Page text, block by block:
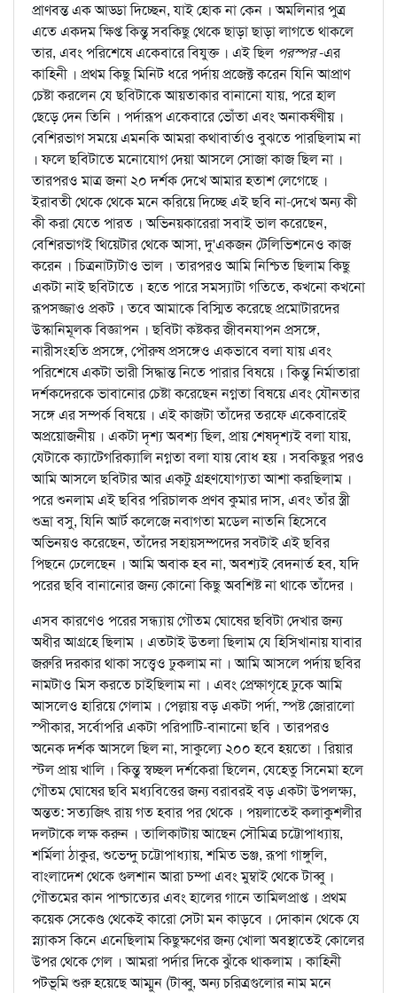
প্রাণবন্ত এক আড্ডা দিচ্ছেন, যাই হোক না কেন । অমলিনার পুত্র
এতে একদম ক্ষিপ্ত কিন্তু সবকিছু থেকে ছাড়া ছাড়া লাগতে থাকলে
তার, এবং পরিশেষে একেবারে বিযুক্ত । এই ছিল পরস্পর-এর
কাহিনী । প্রথম কিছু মিনিট ধরে পর্দায় প্রজেক্ট করেন যিনি আপ্রাণ
চেষ্টা করলেন যে ছবিটাকে আয়তাকার বানানো যায়, পরে হাল
ছেড়ে দেন তিনি । পর্দারূপ একেবারে ভোঁতা এবং অনাকর্ষণীয় ।
বেশিরভাগ সময়ে এমনকি আমরা কথাবার্তাও বুঝতে পারছিলাম না
। ফলে ছবিটাতে মনোযোগ দেয়া আসলে সোজা কাজ ছিল না ।
তারপরও মাত্র জনা ২০ দর্শক দেখে আমার হতাশ লেগেছে ।
ইরাবতী থেকে থেকে মনে করিয়ে দিচ্ছে এই ছবি না-দেখে অন্য কী
কী করা যেতে পারত । অভিনয়কারেরা সবাই ভাল করেছেন,
বেশিরভাগই থিয়েটার থেকে আসা, দু'একজন টেলিভিশনেও কাজ
করেন । চিত্রনাট্যটাও ভাল । তারপরও আমি নিশ্চিত ছিলাম কিছু
একটা নাই ছবিটাতে । হতে পারে সমস্যাটা গতিতে, কখনো কখনো
রূপসজ্জাও প্রকট । তবে আমাকে বিস্মিত করেছে প্রমোটারদের
উস্কানিমূলক বিজ্ঞাপন । ছবিটা কষ্টকর জীবনযাপন প্রসঙ্গে,
নারীসংহতি প্রসঙ্গে, পৌরুষ প্রসঙ্গেও একভাবে বলা যায় এবং
পরিশেষে একটা ভারী সিদ্ধান্ত নিতে পারার বিষয়ে । কিন্তু নির্মাতারা
দর্শকদেরকে ভাবানোর চেষ্টা করেছেন নগ্নতা বিষয়ে এবং যৌনতার
সঙ্গে এর সম্পর্ক বিষয়ে । এই কাজটা তাঁদের তরফে একেবারেই
অপ্রয়োজনীয় । একটা দৃশ্য অবশ্য ছিল, প্রায় শেষদৃশ্যই বলা যায়,
যেটাকে ক্যাটেগরিক্যালি নগ্নতা বলা যায় বোধ হয় । সবকিছুর পরও
আমি আসলে ছবিটার আর একটু গ্রহণযোগ্যতা আশা করছিলাম ।
পরে শুনলাম এই ছবির পরিচালক প্রণব কুমার দাস, এবং তাঁর স্ত্রী
শুভ্রা বসু, যিনি আর্ট কলেজে নবাগতা মডেল নাতনি হিসেবে
অভিনয়ও করেছেন, তাঁদের সহায়সম্পদের সবটাই এই ছবির
পিছনে ঢেলেছেন । আমি অবাক হব না, অবশ্যই বেদনার্ত হব, যদি
পরের ছবি বানানোর জন্য কোনো কিছু অবশিষ্ট না থাকে তাঁদের ।
এসব কারণেও পরের সন্ধ্যায় গৌতম ঘোষের ছবিটা দেখার জন্য
অধীর আগ্রহে ছিলাম । এতটাই উতলা ছিলাম যে হিসিখানায় যাবার
জরুরি দরকার থাকা সত্ত্বেও ঢুকলাম না । আমি আসলে পর্দায় ছবির
নামটাও মিস করতে চাইছিলাম না । এবং প্রেক্ষাগৃহে ঢুকে আমি
আসলেও হারিয়ে গেলাম । পেল্লায় বড় একটা পর্দা, স্পষ্ট জোরালো
স্পীকার, সর্বোপরি একটা পরিপাটি-বানানো ছবি । তারপরও
অনেক দর্শক আসলে ছিল না, সাকুল্যে ২০০ হবে হয়তো । রিয়ার
স্টল প্রায় খালি । কিন্তু স্বচ্ছল দর্শকেরা ছিলেন, যেহেতু সিনেমা হলে
গৌতম ঘোষের ছবি মধ্যবিত্তের জন্য বরাবরই বড় একটা উপলক্ষ্য,
অন্তত: সত্যজিৎ রায় গত হবার পর থেকে । পয়লাতেই কলাকুশলীর
দলটাকে লক্ষ করুন । তালিকাটায় আছেন সৌমিত্র চট্টোপাধ্যায়,
শর্মিলা ঠাকুর, শুভেন্দু চট্টোপাধ্যায়, শমিত ভঞ্জ, রূপা গাঙ্গুলি,
বাংলাদেশ থেকে গুলশান আরা চম্পা এবং মুম্বাই থেকে টাব্বু ।
গৌতমের কান পাশ্চাত্যের এবং হালের গানে তামিলপ্রাপ্ত । প্রথম
কয়েক সেকেণ্ড থেকেই কারো সেটা মন কাড়বে । দোকান থেকে যে
স্ন্যাকস কিনে এনেছিলাম কিছুক্ষণের জন্য খোলা অবস্থাতেই কোলের
উপর থেকে গেল । আমরা পর্দার দিকে ঝুঁকে থাকলাম । কাহিনী
পটভূমি শুরু হয়েছে আম্মুন (টাব্বু, অন্য চরিত্রগুলোর নাম মনে